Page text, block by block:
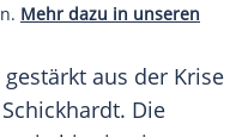
Mehr dazu in unseren
aus der Krise
Schickhardt. Die